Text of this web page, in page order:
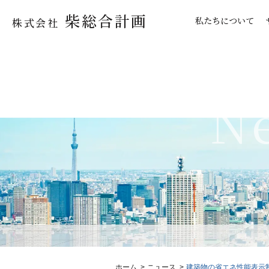
株式会社 柴総合計画 私たちについて
ホーム ニュース 建築物の省エネ性能表示